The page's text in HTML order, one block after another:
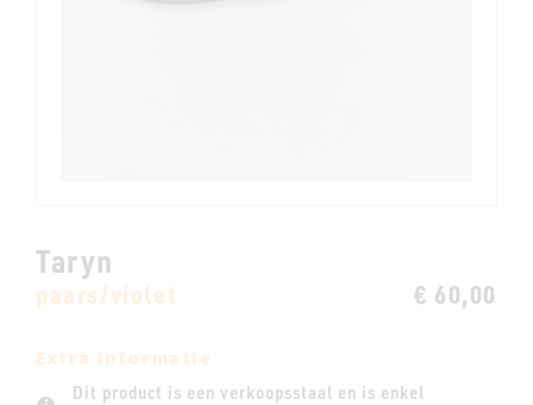
Taryn
paars/violet € 60,00
Extra informatie
Dit product is een verkoopsstaal en is enkel